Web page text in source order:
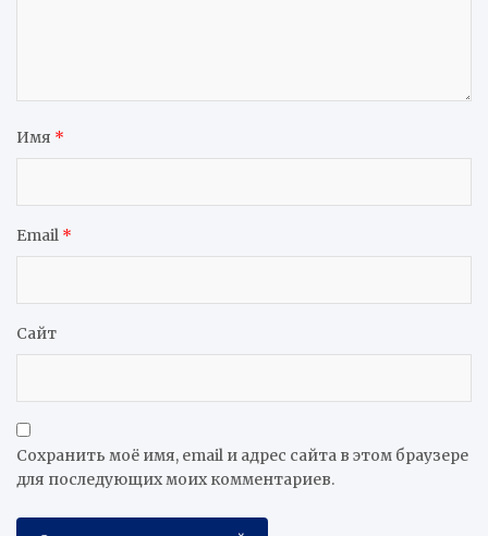
Имя *
Email *
Сайт
Сохранить моё имя, email и адрес сайта в этом браузере
для последующих моих комментариев.